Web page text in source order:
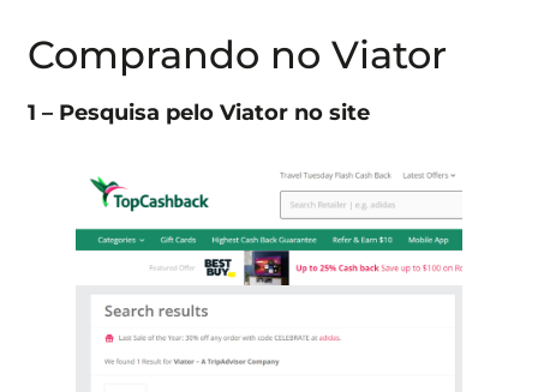
Comprando no Viator
1 – Pesquisa pelo Viator no site